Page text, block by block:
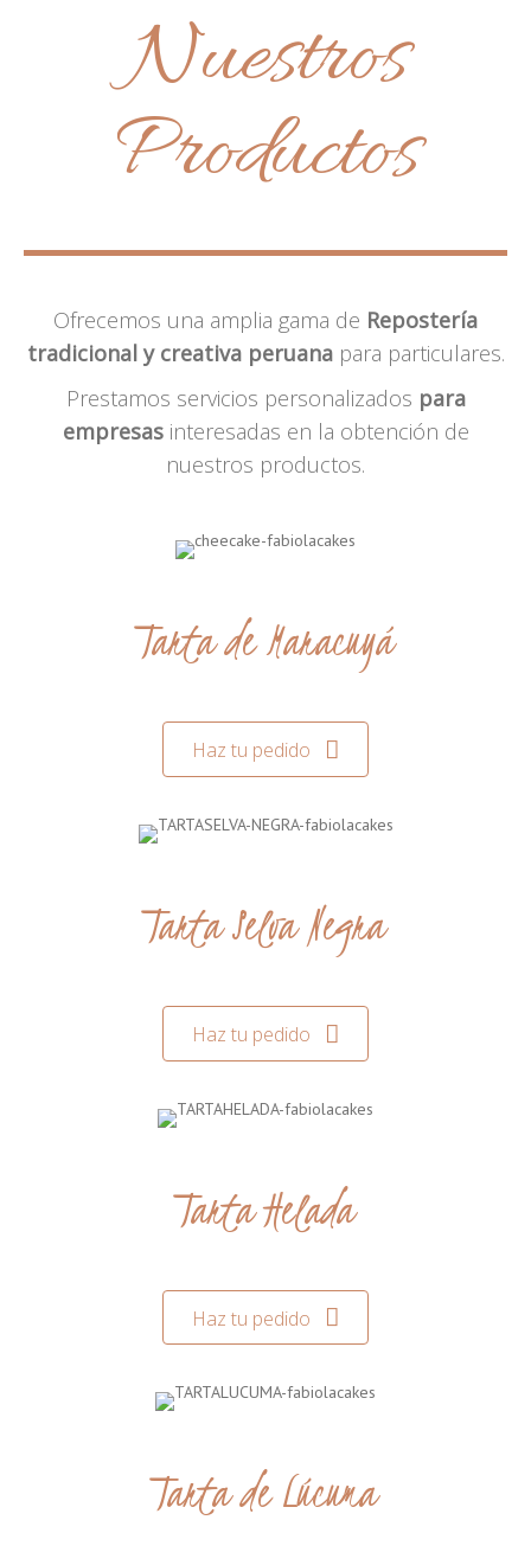
Nuestros
Productos
Ofrecemos una amplia gama de Repostería
tradicional y creativa peruanapara particulares.
Prestamos servicios personalizados para
empresasinteresadas en la obtención de
nuestros productos.
Tarta de Maracuyá
Haz tu pedido
Tarta Selva Negra
Haz tu pedido
Tarta Helada
Haz tu pedido
Tarta de Lúcuma